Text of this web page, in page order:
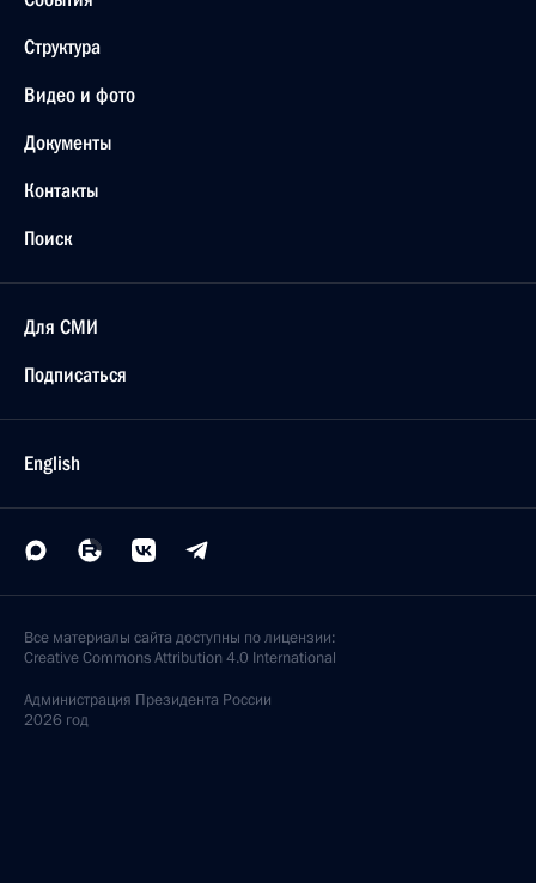
Структура
Видео и фото
Документы
Контакты
Поиск
Для СМИ
Подписаться
English
Все материалы сайта доступны по лицензии:
Creative Commons Attribution 4.0 International
Администрация Президента России
2026 год